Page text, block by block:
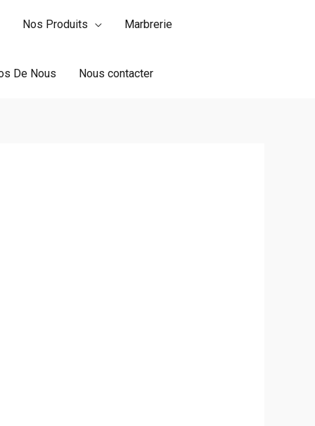
Nos Produits Marbrerie
De Nous Nous contacter